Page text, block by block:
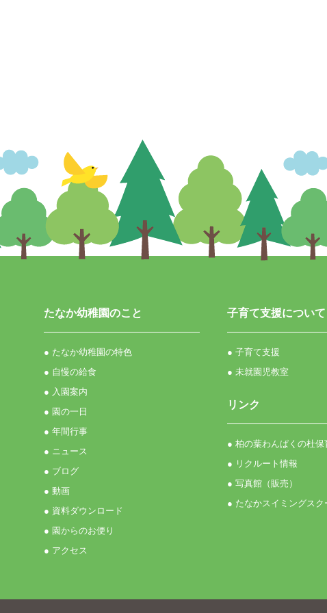
たなか幼稚園のこと
● たなか幼稚園の特色
● 自慢の給食
● 入園案内
● 園の一日
● 年間行事
● ニュース
● ブログ
● 動画
● 資料ダウンロード
● 園からのお便り
● アクセス
子育て支援について
● 子育て支援
● 未就園児教室
リンク
● 柏の葉わんぱくの杜保
● リクルート情報
● 写真館（販売）
● たなかスイミングスク